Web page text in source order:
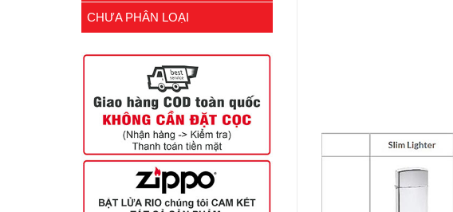
CHƯA PHÂN LOẠI